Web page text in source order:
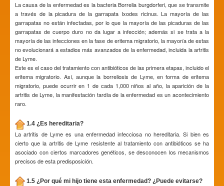
La causa de la enfermedad es la bacteria Borrelia burgdorferi, que se transmite
a través de la picadura de la garrapata Ixodes ricinus. La mayoría de las
garrapatas no están infectadas, por lo que la mayoría de las picaduras de las
garrapatas de cuerpo duro no da lugar a infección; además si se trata a la
mayoría de las infecciones en la fase de eritema migratorio, la mayoría de estas
no evolucionará a estadios más avanzados de la enfermedad, incluida la artritis
de Lyme.
Este es el caso del tratamiento con antibióticos de las primera etapas, incluido el
eritema migratorio. Así, aunque la borreliosis de Lyme, en forma de eritema
migratorio, puede ocurrir en 1 de cada 1,000 niños al año, la aparición de la
artritis de Lyme, la manifestación tardía de la enfermedad es un acontecimiento
raro.
1.4 ¿Es hereditaria?
La artritis de Lyme es una enfermedad infecciosa no hereditaria. Si bien es
cierto que la artritis de Lyme resistente al tratamiento con antibióticos se ha
asociado con ciertos marcadores genéticos, se desconocen los mecanismos
precisos de esta predisposición.
1.5 ¿Por qué mi hijo tiene esta enfermedad? ¿Puede evitarse?